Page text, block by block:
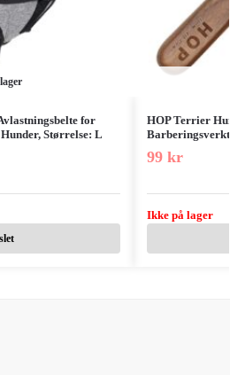
for
Størrelse: L
HOP Terrier
99 kr
Ikke på lager